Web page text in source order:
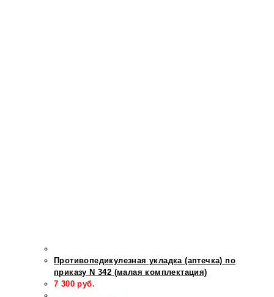
Противопедикулезная укладка (аптечка) по
приказу N 342 (малая комплектация)
7 300 руб.